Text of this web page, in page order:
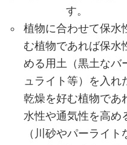
す。
植物に合わせて保水
む植物であれば保水
める用土（黒土なバ
ュライト等）を入れ
乾燥を好む植物であ
水性や通気性を高め
（川砂やパーライト